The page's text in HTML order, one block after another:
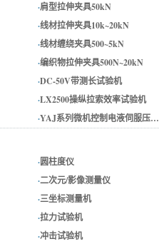
·肩型拉伸夹具50kN
·线材拉伸夹具10k~20kN
·线材缠绕夹具500~5kN
·编织物拉伸夹具500N~20kN
·DC-50V带测长试验机
·LX2500操纵拉索效率试验机
·YAJ系列微机控制电液伺服压…
·圆柱度仪
·二次元/影像测量仪
·三坐标测量机
·拉力试验机
·冲击试验机